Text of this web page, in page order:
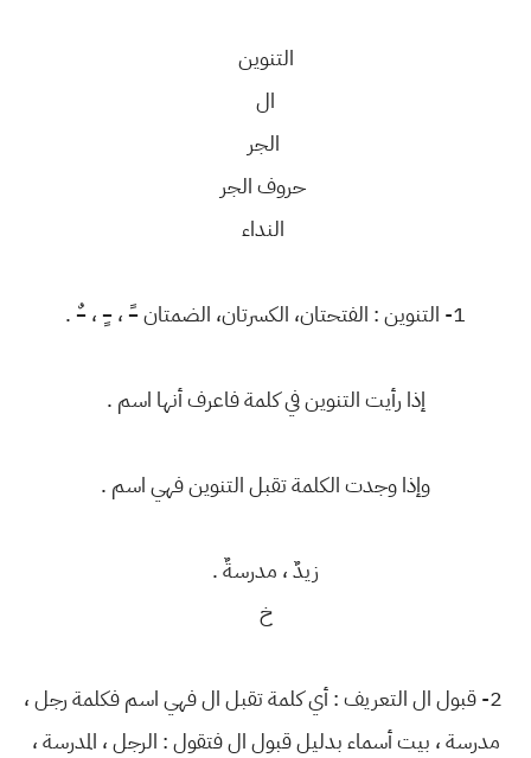
التنوين
ال
الجر
حروف الجر
النداء
1- التنوين : الفتحتان، الكسرتان، الضمتان –ً ، –ٍ ، –ٌ .
إذا رأيت التنوين في كلمة فاعرف أنها اسم .
وإذا وجدت الكلمة تقبل التنوين فهي اسم .
زيدٌ ، مدرسةٌ .
خ
2- قبول ال التعريف : أي كلمة تقبل ال فهي اسم فكلمة رجل ،
مدرسة ، بيت أسماء بدليل قبول ال فتقول : الرجل ، المدرسة ،